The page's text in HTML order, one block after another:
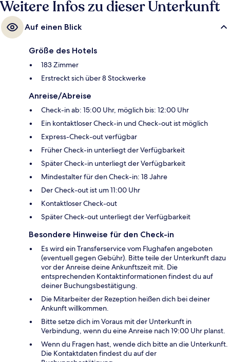
Weitere Infos zu dieser Unterkunft
Auf einen Blick
Größe des Hotels
183 Zimmer
Erstreckt sich über 8 Stockwerke
Anreise/Abreise
Check-in ab: 15:00 Uhr, möglich bis: 12:00 Uhr
Ein kontaktloser Check-in und Check-out ist möglich
Express-Check-out verfügbar
Früher Check-in unterliegt der Verfügbarkeit
Später Check-in unterliegt der Verfügbarkeit
Mindestalter für den Check-in: 18 Jahre
Der Check-out ist um 11:00 Uhr
Kontaktloser Check-out
Später Check-out unterliegt der Verfügbarkeit
Besondere Hinweise für den Check-in
Es wird ein Transferservice vom Flughafen angeboten
(eventuell gegen Gebühr). Bitte teile der Unterkunft dazu
vor der Anreise deine Ankunftszeit mit. Die
entsprechenden Kontaktinformationen findest du auf
deiner Buchungsbestätigung.
Die Mitarbeiter der Rezeption heißen dich bei deiner
Ankunft willkommen.
Bitte setze dich im Voraus mit der Unterkunft in
Verbindung, wenn du eine Anreise nach 19:00 Uhr planst.
Wenn du Fragen hast, wende dich bitte an die Unterkunft.
Die Kontaktdaten findest du auf der